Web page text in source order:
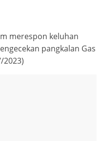
merespon keluhan
pangkalan Gas
2023)
news
Ragam
Situbondo
Meninggalnya